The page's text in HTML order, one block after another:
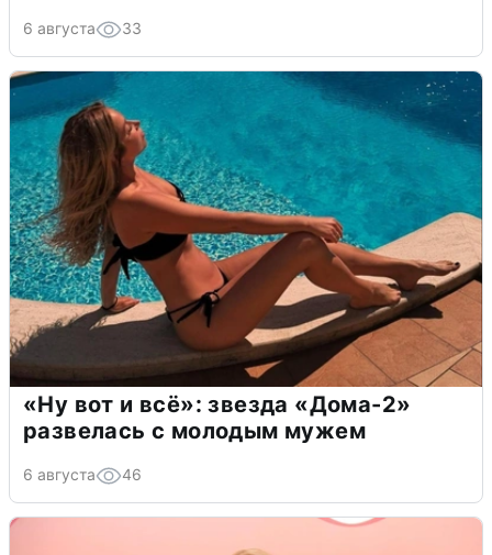
6 августа 33
«Ну вот и всё»: звезда «Дома-2»
развелась с молодым мужем
6 августа 46